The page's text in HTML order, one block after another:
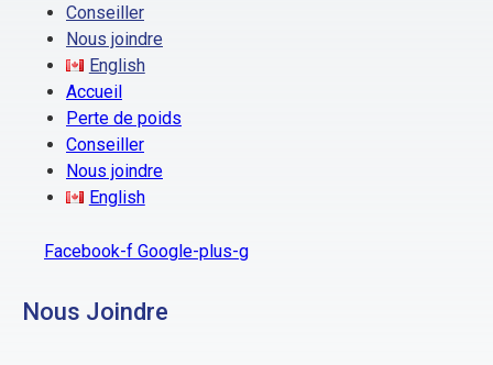
Conseiller
Nous joindre
English
Accueil
Perte de poids
Conseiller
Nous joindre
English
Facebook-f Google-plus-g
Nous Joindre